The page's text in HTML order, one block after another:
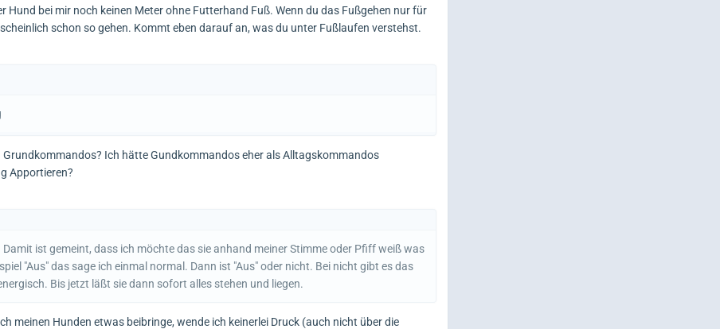
Hund bei mir noch keinen Meter ohne Futterhand Fuß. Wenn du das Fußgehen nur für
schon so gehen. Kommt eben darauf an, was du unter Fußlaufen verstehst.
Ich hätte Gundkommandos eher als Alltagskommandos
Apportieren?
ist gemeint, dass ich möchte das sie anhand meiner Stimme oder Pfiff weiß was
"Aus" das sage ich einmal normal. Dann ist "Aus" oder nicht. Bei nicht gibt es das
Bis jetzt läßt sie dann sofort alles stehen und liegen.
meinen Hunden etwas beibringe, wende ich keinerlei Druck (auch nicht über die